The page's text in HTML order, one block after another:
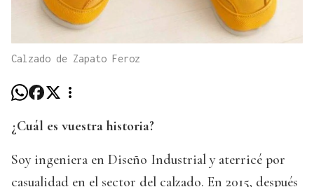
Calzado de Zapato Feroz
¿Cuál es vuestra historia?
Soy ingeniera en Diseño Industrial y aterricé por
casualidad en el sector del calzado. En 2015, después